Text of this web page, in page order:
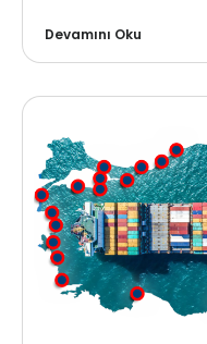
Devamını Oku